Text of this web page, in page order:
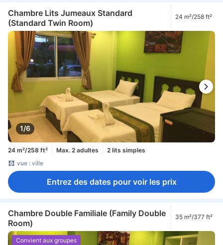
Chambre Lits Jumeaux Standard
(Standard Twin Room)
24 m²/258 ft²
1/6
24 m²/258 ft² Max. 2 adultes
2 lits simples
vue : ville
Entrez des dates pour voir les prix
Chambre Double Familiale (Family Double
Room)
35 m²/377 ft²
Convient aux groupes